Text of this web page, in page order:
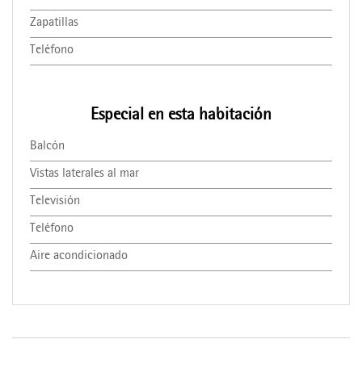
Zapatillas
Teléfono
Especial en esta habitación
Balcón
Vistas laterales al mar
Televisión
Teléfono
Aire acondicionado